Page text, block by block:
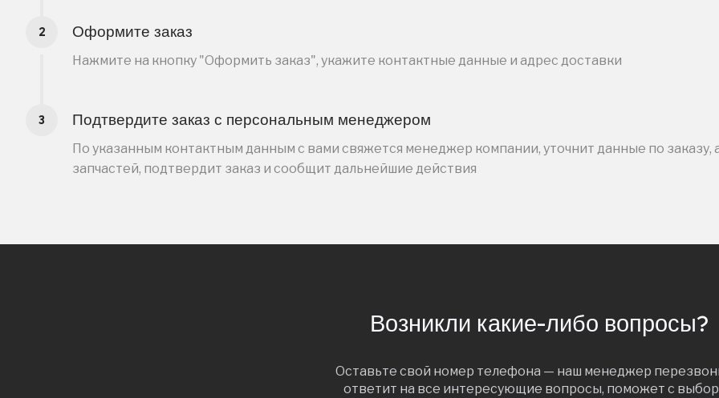
Оформите заказ
Нажмите на кнопку "Оформить заказ", укажите контактные данные и адрес доставки
Подтвердите заказ с персональным менеджером
По указанным контактным данным с вами свяжется менеджер компании, уточнит данные по заказу,
запчастей, подтвердит заказ и сообщит дальнейшие действия
Возникли какие-либо вопросы?
Оставьте свой номер телефона — наш менеджер
ответит на все интересующие вопросы, поможет с